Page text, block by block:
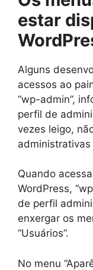
estar
Alguns
acessos ao
“wp-admin”,
perfil de
vezes leigo,
Quando
WordPress,
de perfil
enxergar os
“Usuários”.
No menu